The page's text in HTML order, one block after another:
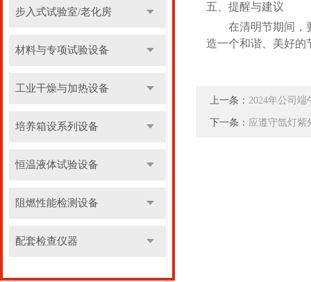
步入式试验室/老化房
材料与专项试验设备
工业干燥与加热设备
培养箱设系列设备
恒温液体试验设备
阻燃性能检测设备
配套检查仪器
五、提醒与建议
在清明节期间，
造一个和谐、美好的
上一条： 2024年公司端
下一条： 应遵守氙灯紫